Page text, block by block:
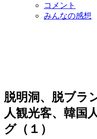
コメント
みんなの感想
脱明洞、脱ブラ
人観光客、韓国
グ（１）